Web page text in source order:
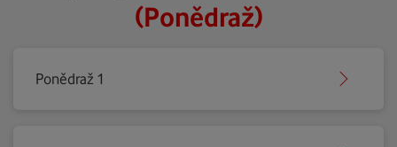
(Ponědraž)
Ponědraž 1